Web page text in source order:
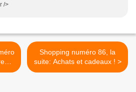
/>
Shopping numéro 86, la
suite: Achats et cadeaux ! >